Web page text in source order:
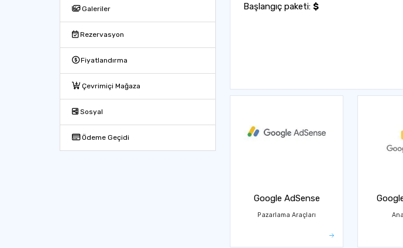
Galeriler
Rezervasyon
Fiyatlandırma
Çevrimiçi Mağaza
Sosyal
Ödeme Geçidi
Başlangıç paketi: $
Google AdSense
Pazarlama Araçları